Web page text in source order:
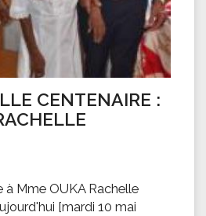
CENTENAIRE :
à Mme OUKA Rachelle
[mardi 10 mai